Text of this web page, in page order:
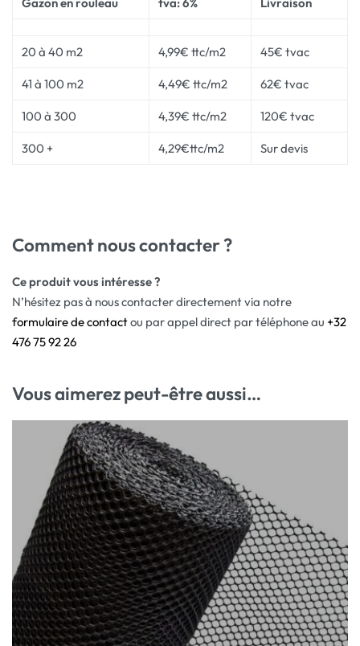
20 à 40 m2 4,99€ ttc/m2 45€ tvac
41 à 100 m2 4,49€ ttc/m2 62€ tvac
100 à 300 4,39€ ttc/m2 120€ tvac
300 + 4,29€ttc/m2 Sur devis
Comment nous contacter ?
Ce produit vous intéresse ?
N’hésitez pas à nous contacter directement via notre
formulaire de contactou par appel direct par téléphone au +32
476 75 92 26
Vous aimerez peut-être aussi…